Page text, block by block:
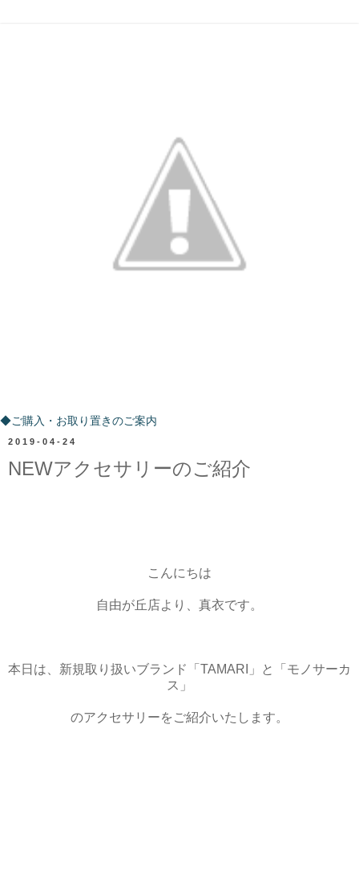
◆ご購入・お取り置きのご案内
2019-04-24
NEWアクセサリーのご紹介
こんにちは
自由が丘店より、真衣です。
本日は、新規取り扱いブランド「TAMARI」と「モノサーカ
ス」
のアクセサリーをご紹介いたします。